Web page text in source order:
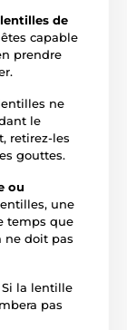
de
capable
prendre
ne
le
retirez-les
gouttes.
ou
une
temps que
ne doit pas
Si la lentille
pas